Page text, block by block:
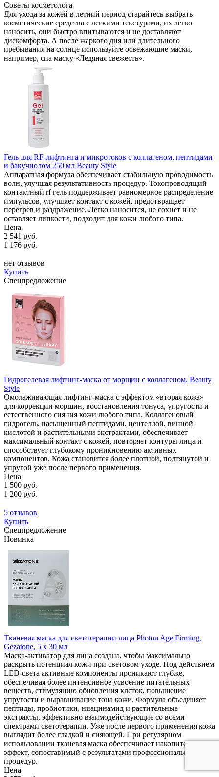
Советы косметолога
Для ухода за кожей в летний период старайтесь выбрать
косметические средства с легкими текстурами, их легко
наносить, они быстро впитываются и не доставляют
дискомфорта. А после жаркого дня или длительного
пребывания на солнце используйте освежающие маски,
например, спа маску «Ледяная свежесть».
Гель для RF-лифтинга и микротоков с коллагеном, пептидами
и бакучиолом 250 мл Beauty Style
Аппаратная формула обеспечивает стабильную проводимость
волн, улучшая результативность процедур. Токопроводящий
контактный rf гель поддерживает равномерное распределение
импульсов, улучшает контакт с кожей, предотвращает
перегрев и раздражение. Легко наносится, не сохнет и не
оставляет липкости, подходит для кожи любого типа.
Цена:
2 541 руб.
1 176 руб.
нет отзывов
Купить
Спецпредложение
Гидрогелевая лифтинг‑маска от морщин с коллагеном, Beauty
Style
Омолаживающая лифтинг-маска с эффектом «вторая кожа»
для коррекции морщин, восстановления тонуса, упругости и
естественного сияния кожи любого типа. Коллагеновый
гидрогель, насыщенный пептидами, центеллой, винной
кислотой и растительными экстрактами, обеспечивает
максимальный контакт с кожей, повторяет контуры лица и
способствует глубокому проникновению активных
компонентов. Кожа становится более плотной, подтянутой и
упругой уже после первого применения.
Цена:
1 500 руб.
1 200 руб.
5 отзывов
Купить
Спецпредложение
Новинка
Тканевая маска для светотерапии лица Photon Age Firming,
Gezatone, 5 х 30 мл
Маска-активатор для лица создана, чтобы максимально
раскрыть потенциал кожи при световом уходе. Под действием
LED-света активные компоненты проникают глубже,
обеспечивая более интенсивное усвоение питательных
веществ, стимуляцию обновления клеток, повышение
упругости и выравнивание тона кожи. Формула объединяет
пептиды, пробиотики, ниацинамид и растительные
экстракты, эффективно взаимодействующие со всеми
спектрами светотерапии. Уже после первого применения кожа
выглядит более гладкой и сияющей. При регулярном
использовании тканевая маска обеспечивает накопительный
эффект, сопоставимый с результатами профессиональных
процедур.
Цена: